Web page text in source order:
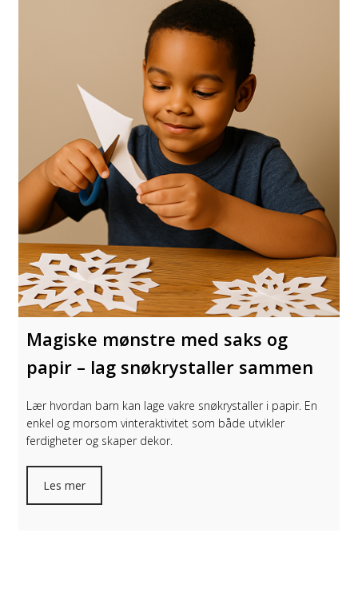
Magiske mønstre med saks og
papir – lag snøkrystaller sammen
Lær hvordan barn kan lage vakre snøkrystaller i papir. En
enkel og morsom vinteraktivitet som både utvikler
ferdigheter og skaper dekor.
Les mer